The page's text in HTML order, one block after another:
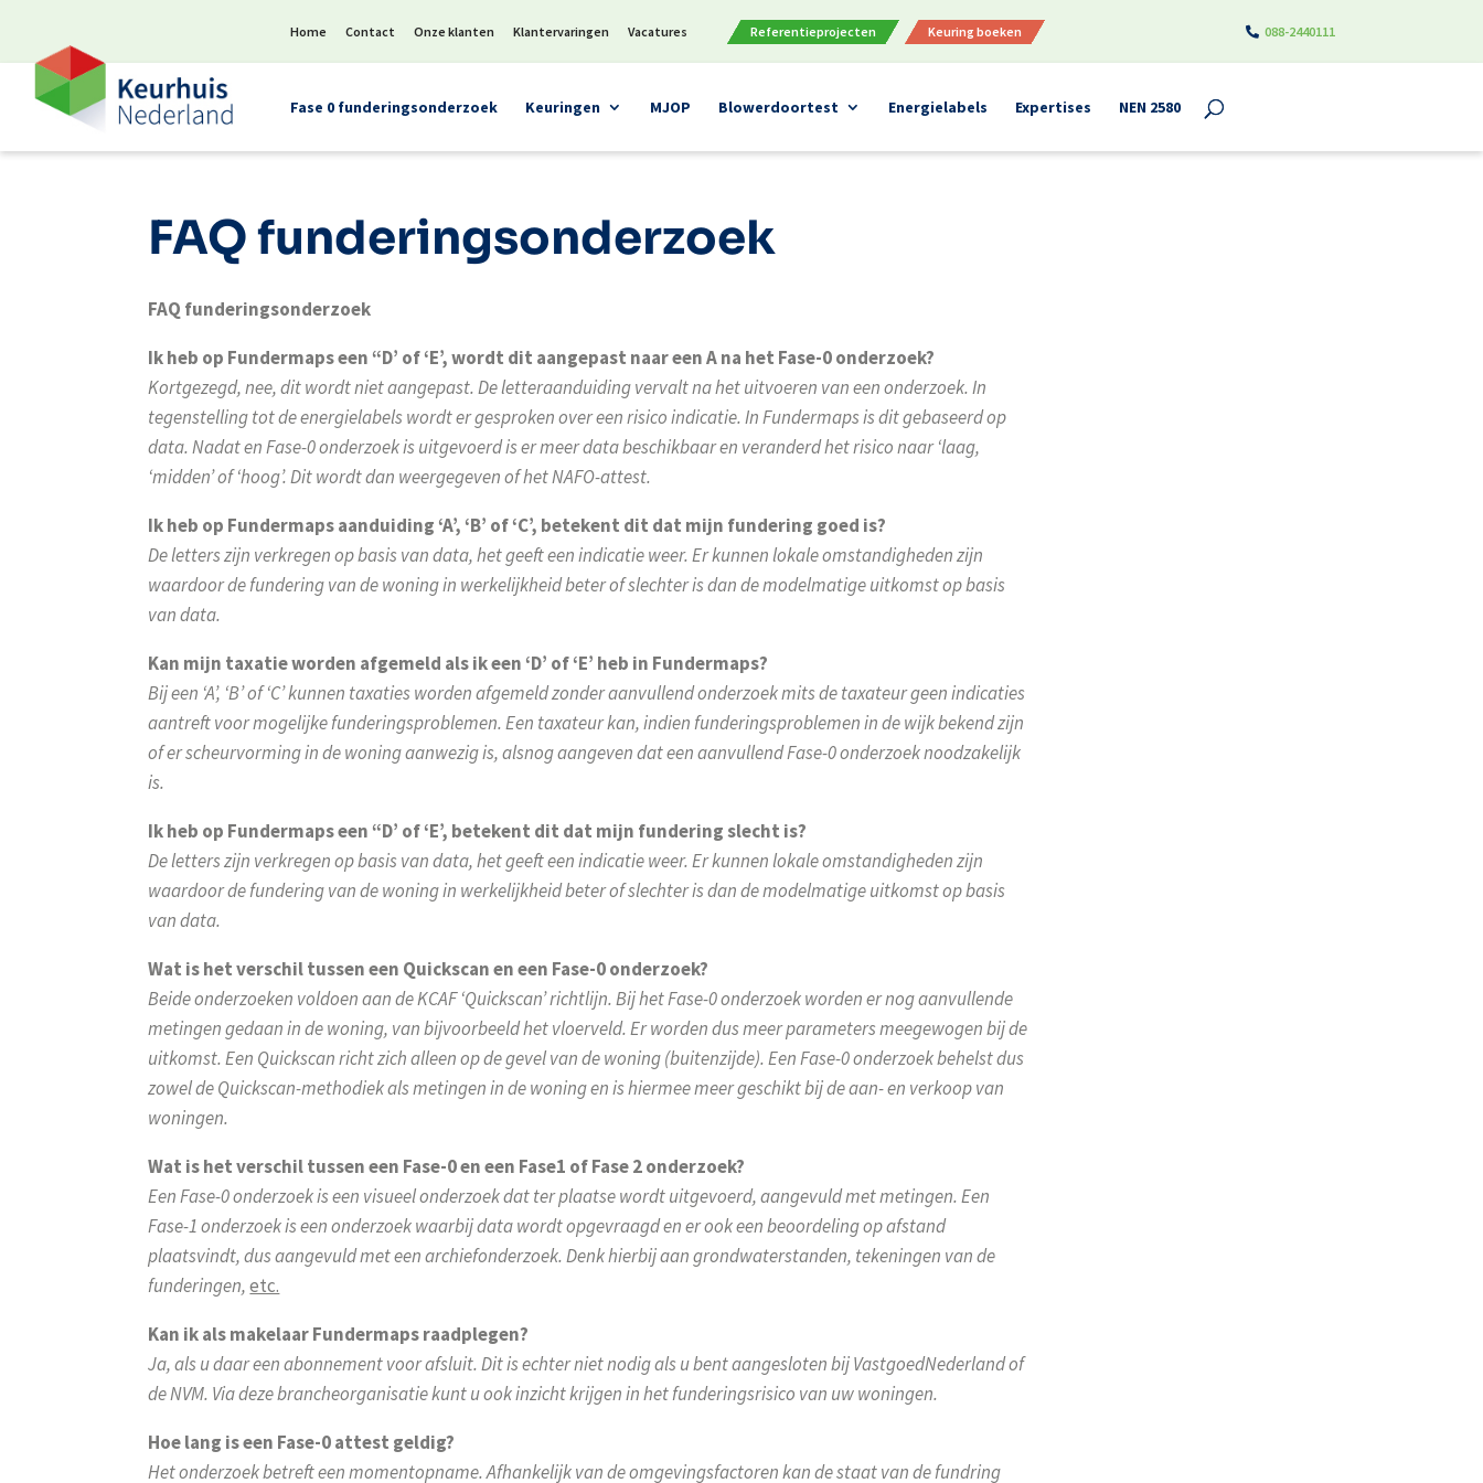
Home Contact Onze klanten Klantervaringen Vacatures Referentieprojecten Keuring boeken 088-2440111
Fase 0 funderingsonderzoek Keuringen MJOP Blowerdoortest Energielabels Expertises NEN 2580
FAQ funderingsonderzoek
FAQ funderingsonderzoek
Ik heb op Fundermaps een “D’ of ‘E’, wordt dit aangepast naar een A na het Fase-0 onderzoek?
Kortgezegd, nee, dit wordt niet aangepast. De letteraanduiding vervalt na het uitvoeren van een onderzoek. In
tegenstelling tot de energielabels wordt er gesproken over een risico indicatie. In Fundermaps is dit gebaseerd op
data. Nadat en Fase-0 onderzoek is uitgevoerd is er meer data beschikbaar en veranderd het risico naar ‘laag,
‘midden’ of ‘hoog’. Dit wordt dan weergegeven of het NAFO-attest.
Ik heb op Fundermaps aanduiding ‘A’, ‘B’ of ‘C’, betekent dit dat mijn fundering goed is?
De letters zijn verkregen op basis van data, het geeft een indicatie weer. Er kunnen lokale omstandigheden zijn
waardoor de fundering van de woning in werkelijkheid beter of slechter is dan de modelmatige uitkomst op basis
van data.
Kan mijn taxatie worden afgemeld als ik een ‘D’ of ‘E’ heb in Fundermaps?
Bij een ‘A’, ‘B’ of ‘C’ kunnen taxaties worden afgemeld zonder aanvullend onderzoek mits de taxateur geen indicaties
aantreft voor mogelijke funderingsproblemen. Een taxateur kan, indien funderingsproblemen in de wijk bekend zijn
of er scheurvorming in de woning aanwezig is, alsnog aangeven dat een aanvullend Fase-0 onderzoek noodzakelijk
is.
Ik heb op Fundermaps een “D’ of ‘E’, betekent dit dat mijn fundering slecht is?
De letters zijn verkregen op basis van data, het geeft een indicatie weer. Er kunnen lokale omstandigheden zijn
waardoor de fundering van de woning in werkelijkheid beter of slechter is dan de modelmatige uitkomst op basis
van data.
Wat is het verschil tussen een Quickscan en een Fase-0 onderzoek?
Beide onderzoeken voldoen aan de KCAF ‘Quickscan’ richtlijn. Bij het Fase-0 onderzoek worden er nog aanvullende
metingen gedaan in de woning, van bijvoorbeeld het vloerveld. Er worden dus meer parameters meegewogen bij de
uitkomst. Een Quickscan richt zich alleen op de gevel van de woning (buitenzijde). Een Fase-0 onderzoek behelst dus
zowel de Quickscan-methodiek als metingen in de woning en is hiermee meer geschikt bij de aan- en verkoop van
woningen.
Wat is het verschil tussen een Fase-0 en een Fase1 of Fase 2 onderzoek?
Een Fase-0 onderzoek is een visueel onderzoek dat ter plaatse wordt uitgevoerd, aangevuld met metingen. Een
Fase-1 onderzoek is een onderzoek waarbij data wordt opgevraagd en er ook een beoordeling op afstand
plaatsvindt, dus aangevuld met een archiefonderzoek. Denk hierbij aan grondwaterstanden, tekeningen van de
funderingen,etc.
Kan ik als makelaar Fundermaps raadplegen?
Ja, als u daar een abonnement voor afsluit. Dit is echter niet nodig als u bent aangesloten bij VastgoedNederland of
de NVM. Via deze brancheorganisatie kunt u ook inzicht krijgen in het funderingsrisico van uw woningen.
Hoe lang is een Fase-0 attest geldig?
Het onderzoek betreft een momentopname. Afhankelijk van de omgevingsfactoren kan de staat van de fundring